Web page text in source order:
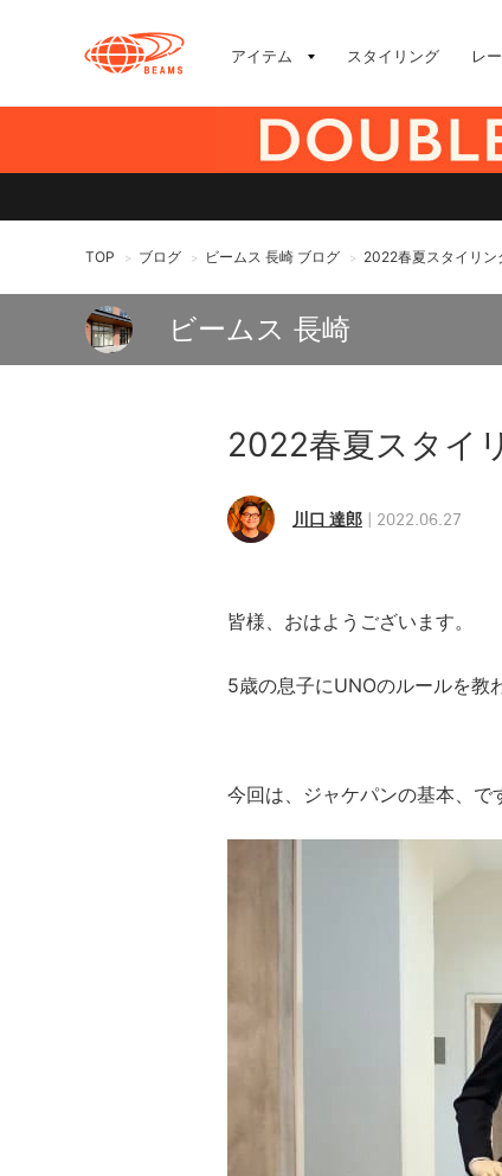
アイテム スタイリング レ
TOP > ブログ > ビームス 長崎 ブログ > 2022春夏スタイリン
ビームス 長崎
2022春夏スタイ
川口 達郎 2022.06.27
皆様、おはようございます。
5歳の息子にUNOのルールを教
今回は、ジャケパンの基本、で